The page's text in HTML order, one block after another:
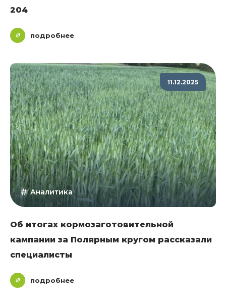
204
подробнее
11.12.2025
Аналитика
Об итогах кормозаготовительной
кампании за Полярным кругом рассказали
специалисты
подробнее